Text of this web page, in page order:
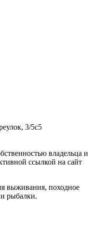
3/5с5
владельца и
ссылкой на сайт
выживания, походное
рыбалки.